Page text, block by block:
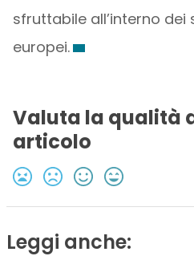
sfruttabile all’interno dei
europei.
Valuta la qualità
articolo
Leggi anche: